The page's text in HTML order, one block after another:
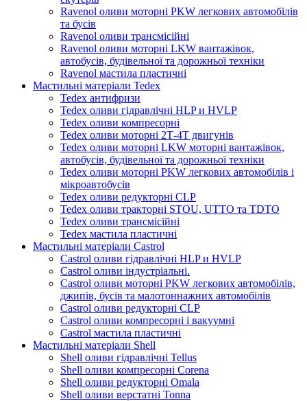
Ravenol оливи моторні PKW легкових автомобілів
та бусів
Ravenol оливи трансмісійні
Ravenol оливи моторні LKW вантажівок,
автобусів, будівельної та дорожньої техніки
Ravenol мастила пластичні
Мастильні матеріали Tedex
Tedex антифризи
Tedex оливи гідравлічні HLP и HVLP
Tedex оливи компресорні
Tedex оливи моторні 2Т-4Т двигунів
Tedex оливи моторні LKW моторні вантажівок,
автобусів, будівельної та дорожньої техніки
Tedex оливи моторні PKW легкових автомобілів і
мікроавтобусів
Tedex оливи редукторні CLP
Tedex оливи тракторні STOU, UTTO та TDTO
Tedex оливи трансмісійні
Tedex мастила пластичні
Мастильні матеріали Castrol
Castrol оливи гідравлічні HLP и HVLP
Castrol оливи індустріальні.
Castrol оливи моторні PKW легкових автомобілів,
джипів, бусів та малотоннажних автомобілів
Castrol оливи редукторні CLP
Castrol оливи компресорні і вакуумні
Castrol мастила пластичні
Мастильні матеріали Shell
Shell оливи гідравлічні Tellus
Shell оливи компресорні Corena
Shell оливи редукторні Omala
Shell оливи верстатні Tonna